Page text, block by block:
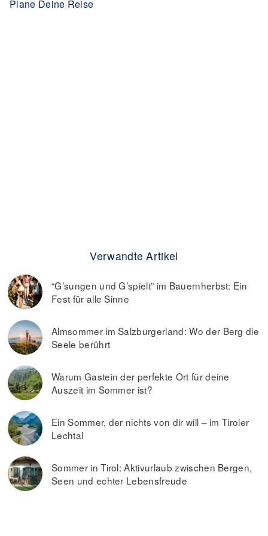
Plane Deine Reise
Verwandte Artikel
“G’sungen und G’spielt” im Bauernherbst: Ein
Fest für alle Sinne
Almsommer im Salzburgerland: Wo der Berg die
Seele berührt
Warum Gastein der perfekte Ort für deine
Auszeit im Sommer ist?
Ein Sommer, der nichts von dir will – im Tiroler
Lechtal
Sommer in Tirol: Aktivurlaub zwischen Bergen,
Seen und echter Lebensfreude